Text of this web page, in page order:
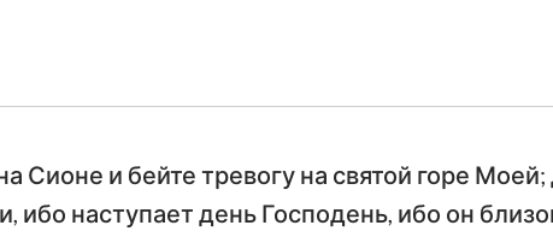
Числа
Иисус Навин Евангелие от Луки
Сионе и бейте тревогу на святой горе
ибо наступает день Господень, ибо он